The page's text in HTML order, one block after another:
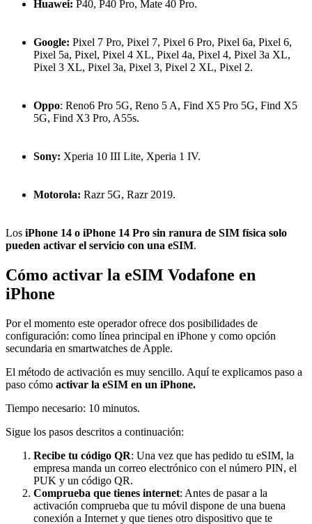
Huawei: P40, P40 Pro, Mate 40 Pro.
Google: Pixel 7 Pro, Pixel 7, Pixel 6 Pro, Pixel 6a, Pixel 6,
Pixel 5a, Pixel, Pixel 4 XL, Pixel 4a, Pixel 4, Pixel 3a XL,
Pixel 3 XL, Pixel 3a, Pixel 3, Pixel 2 XL, Pixel 2.
Oppo: Reno6 Pro 5G, Reno 5 A, Find X5 Pro 5G, Find X5
5G, Find X3 Pro, A55s.
Sony: Xperia 10 III Lite, Xperia 1 IV.
Motorola: Razr 5G, Razr 2019.
Los iPhone 14 o iPhone 14 Pro sin ranura de SIM física solo
pueden activar el servicio con una eSIM.
Cómo activar la eSIM Vodafone en
iPhone
Por el momento este operador ofrece dos posibilidades de
configuración: como línea principal en iPhone y como opción
secundaria en smartwatches de Apple.
El método de activación es muy sencillo. Aquí te explicamos paso a
paso cómo activar la eSIM en un iPhone.
Tiempo necesario: 10 minutos.
Sigue los pasos descritos a continuación:
Recibe tu código QR: Una vez que has pedido tu eSIM, la
empresa manda un correo electrónico con el número PIN, el
PUK y un código QR.
Comprueba que tienes internet: Antes de pasar a la
activación comprueba que tu móvil dispone de una buena
conexión a Internet y que tienes otro dispositivo que te